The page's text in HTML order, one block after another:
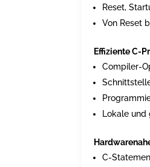
Reset,
Von Reset
Effiziente C-
Compiler-
Lokale
C-